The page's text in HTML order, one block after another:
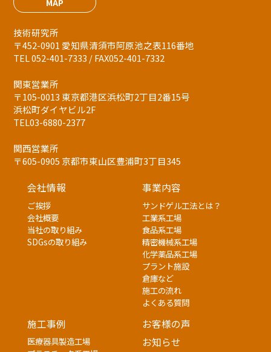
技術研究所
〒452-0901 愛知県清須市阿原池之表116番地
TEL 052-401-7333 / FAX052-401-7332
関東営業所
〒105-0013 東京都港区浜松町2丁目2番15号
浜松町ダイヤビル2F
TEL03-6880-2377
関西営業所
〒605-0905 京都市東山区豊浦町3丁目345
会社情報
ご挨拶
会社概要
当社の取り組み
SDGsの取り組み
事業内容
サンドゲル工法とは？
工業系工場
食品系工場
精密機械系工場
化学薬品系工場
プラント施設
倉庫など
施工の流れ
よくある質問
施工事例
医療器具製造工場
お客様の声
お知らせ